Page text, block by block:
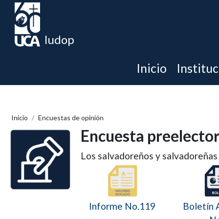
Iudop
Inicio
Inicio Encuestas de opinión
Encuesta
Los salvadoreños y
Informe No.119
Boletín